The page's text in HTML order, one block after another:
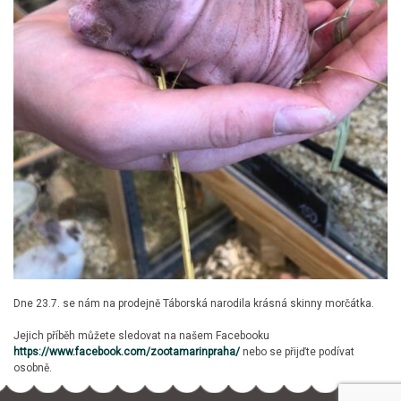
Dne 23.7. se nám na prodejně Táborská narodila krásná skinny morčátka.
Jejich příběh můžete sledovat na našem Facebooku
https://www.facebook.com/zootamarinpraha/ nebo se přijďte podívat
osobně.